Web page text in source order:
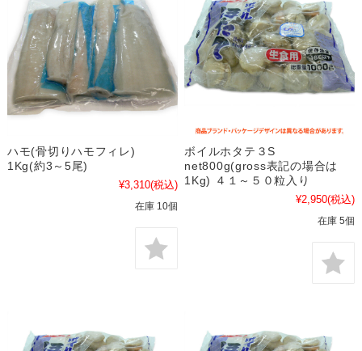
ハモ(骨切りハモフィレ)
1Kg(約3～5尾)
¥3,310(税込)
在庫 10個
ボイルホタテ３S
net800g(gross表記の場合は
1Kg) ４１～５０粒入り
¥2,950(税込)
在庫 5個